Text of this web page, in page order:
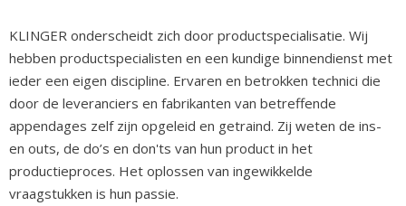
KLINGER onderscheidt zich door productspecialisatie. Wij
hebben productspecialisten en een kundige binnendienst met
ieder een eigen discipline. Ervaren en betrokken technici die
door de leveranciers en fabrikanten van betreffende
appendages zelf zijn opgeleid en getraind. Zij weten de ins-
en outs, de do’s en don'ts van hun product in het
productieproces. Het oplossen van ingewikkelde
vraagstukken is hun passie.